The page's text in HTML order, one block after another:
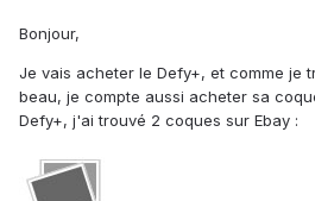
Bonjour,
Je vais acheter le Defy+, et comme je
beau, je compte aussi acheter sa
Defy+, j'ai trouvé 2 coques sur Ebay :